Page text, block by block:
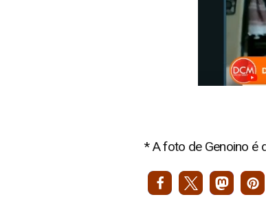
* A foto de Genoino é